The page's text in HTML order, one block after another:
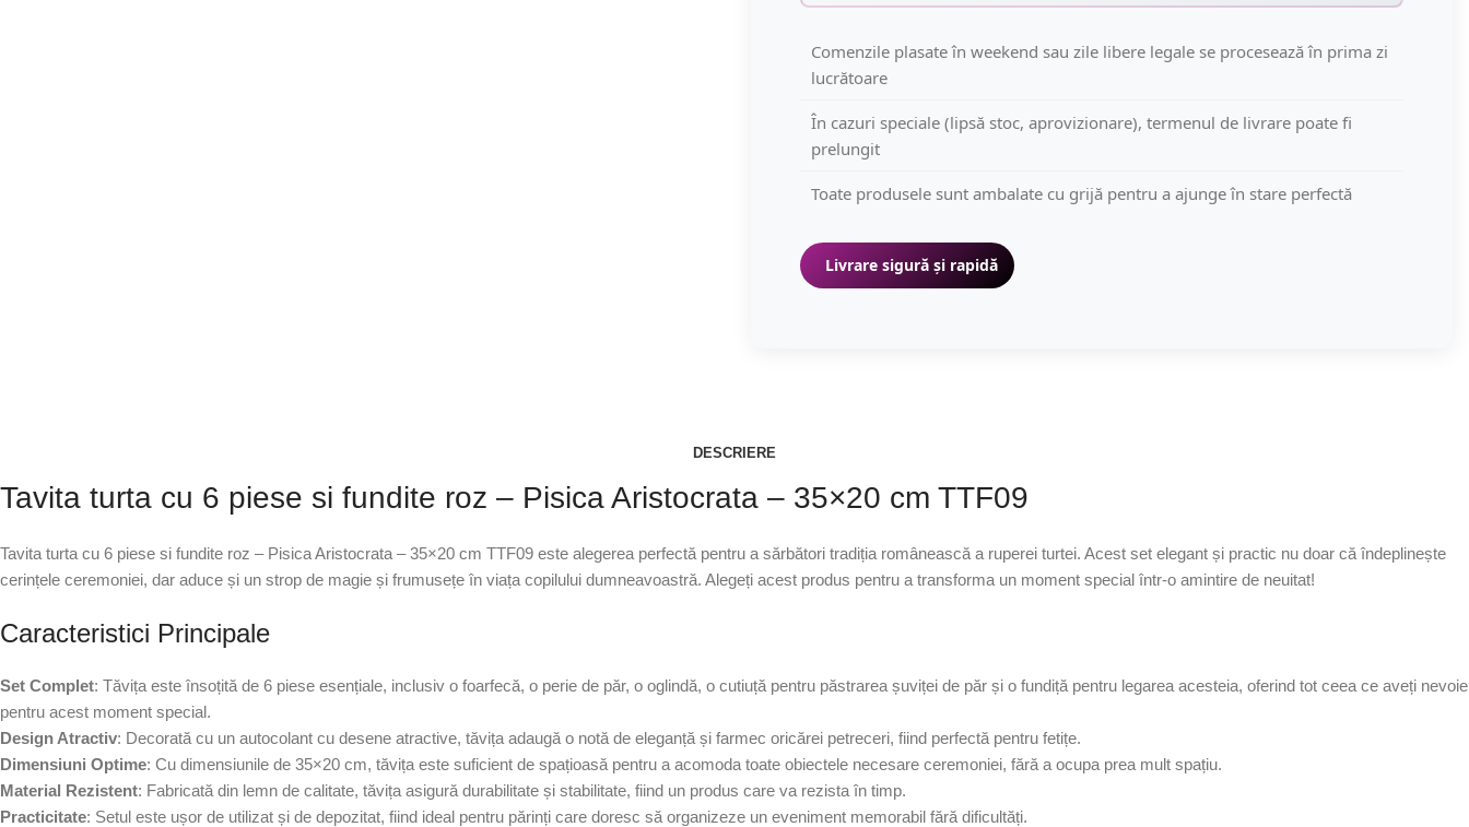
Comenzile plasate în weekend sau zile libere legale se procesează în prima zi
lucrătoare
În cazuri speciale (lipsă stoc, aprovizionare), termenul de livrare poate fi
prelungit
Toate produsele sunt ambalate cu grijă pentru a ajunge în stare perfectă
Livrare sigură și rapidă
DESCRIERE
Tavita turta cu 6 piese si fundite roz – Pisica Aristocrata – 35×20 cm TTF09
Tavita turta cu 6 piese si fundite roz – Pisica Aristocrata – 35×20 cm TTF09 este alegerea perfectă pentru a sărbători tradiția românească a ruperei turtei. Acest set elegant și practic nu doar că îndeplinește
cerințele ceremoniei, dar aduce și un strop de magie și frumusețe în viața copilului dumneavoastră. Alegeți acest produs pentru a transforma un moment special într-o amintire de neuitat!
Caracteristici Principale
Set Complet: Tăvița este însoțită de 6 piese esențiale, inclusiv o foarfecă, o perie de păr, o oglindă, o cutiuță pentru păstrarea șuviței de păr și o fundiță pentru legarea acesteia, oferind tot ceea ce aveți nevoie
pentru acest moment special.
Design Atractiv: Decorată cu un autocolant cu desene atractive, tăvița adaugă o notă de eleganță și farmec oricărei petreceri, fiind perfectă pentru fetițe.
Dimensiuni Optime: Cu dimensiunile de 35×20 cm, tăvița este suficient de spațioasă pentru a acomoda toate obiectele necesare ceremoniei, fără a ocupa prea mult spațiu.
Material Rezistent: Fabricată din lemn de calitate, tăvița asigură durabilitate și stabilitate, fiind un produs care va rezista în timp.
Practicitate: Setul este ușor de utilizat și de depozitat, fiind ideal pentru părinți care doresc să organizeze un eveniment memorabil fără dificultăți.